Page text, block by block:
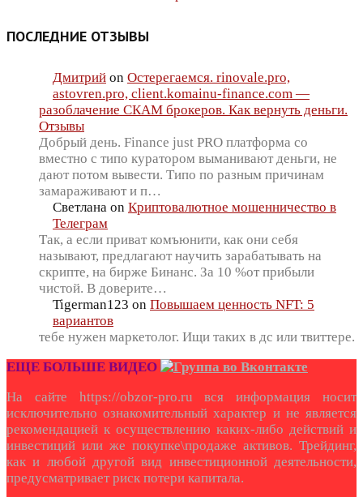
ПОСЛЕДНИЕ ОТЗЫВЫ
Дмитрий on Остерегаемся. rinovale.pro,
astovren.pro, client.komainu-finance.com —
разоблачение СКАМ брокеров. Как вернуть деньги.
Отзывы
Добрый день. Finance just PRO платформа со
вместно с типо куратором выманивают деньги, не
дают потом вывести. Типо по разным причинам
замараживают и п…
Светлана on Криптовалютное мошенничество в
Телеграм
Так, а если приват комъюнити, как они себя
называют, предлагают научить зарабатывать на
скрипте, на бирже Бинанс. За 10 %от прибыли
чистой. В доверите…
Tigerman123 on Повышаем ценность NFT: 5
вариантов
тебе нужен маркетолог. Ищи таких в дс или твиттере.
ЕЩЕ БОЛЬШЕ ВИДЕО
На сайте https://obzor-pro.ru вся информация носит
исключительно ознакомительный характер и не является
рекомендацией к осуществлению каких-либо действий и
инвестиций или же покупке\продаже активов. Трейдинг,
как и любой другой вид инвестиционной деятельности,
предусматривает риск потери капитала.